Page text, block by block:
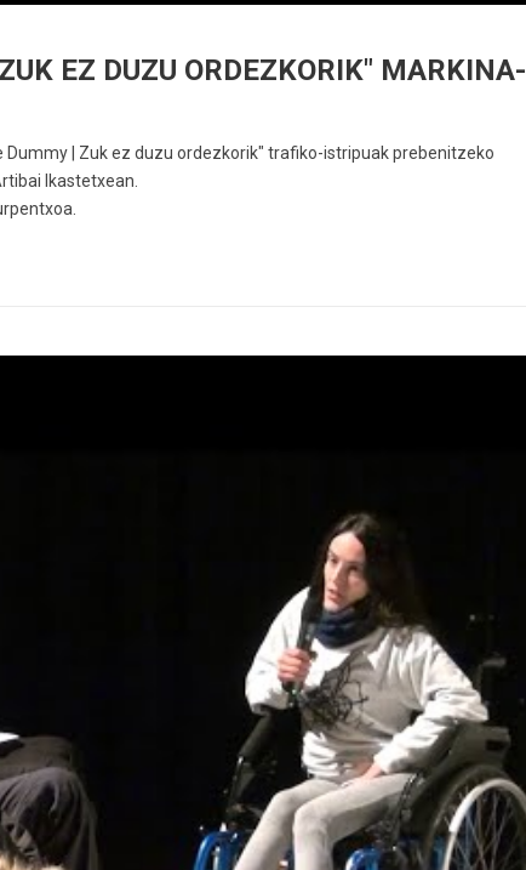
EZ DUZU ORDEZKORIK" MARKINA-
Dummy | Zuk ez duzu ordezkorik" trafiko-istripuak prebenitzeko
Ikastetxean.